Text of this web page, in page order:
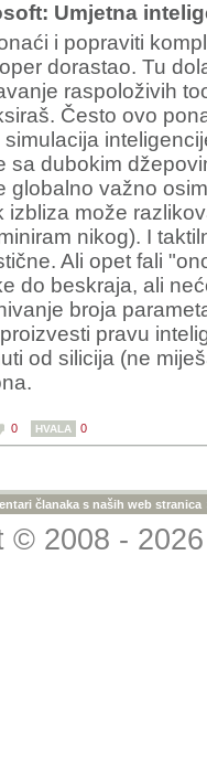
Umjetna
i popraviti
dorastao. Tu
raspoloživih
Često ovo
sa dubokim
globalno važno
izbliza može
nikog). I
Ali opet fali
do beskraja, ali
broja
pravu
od silicija (ne
0 HVALA 0
članaka s naših web stranica
© 2008 -